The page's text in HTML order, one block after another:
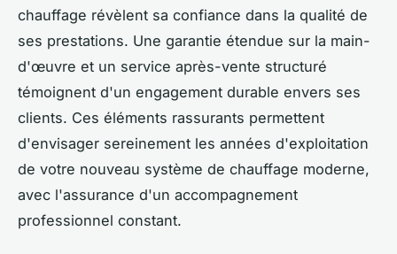
chauffage révèlent sa confiance dans la qualité de
ses prestations. Une garantie étendue sur la main-
d'œuvre et un service après-vente structuré
témoignent d'un engagement durable envers ses
clients. Ces éléments rassurants permettent
d'envisager sereinement les années d'exploitation
de votre nouveau système de chauffage moderne,
avec l'assurance d'un accompagnement
professionnel constant.